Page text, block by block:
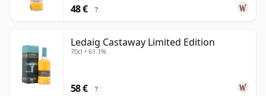
48 € ?
Ledaig Castaway Limited Edition
70cl • 61.1%
58 € ?